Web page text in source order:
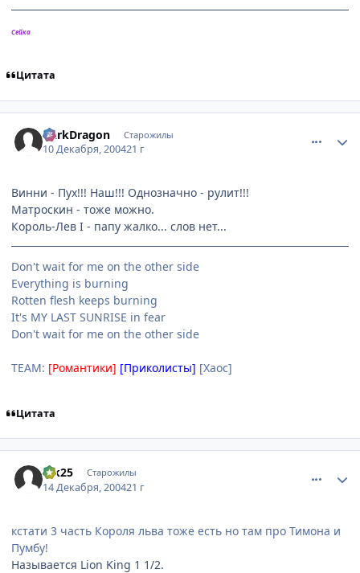
Сейка
Цитата
DarkDragon Старожилы
10 Декабря, 200421 г
Винни - Пух!!! Наш!!! Однозначно - рулит!!!
Матроскин - тоже можно.
Король-Лев I - папу жалко... слов нет...
Don't wait for me on the other side
Everything is burning
Rotten flesh keeps burning
It's MY LAST SUNRISE in fear
Don't wait for me on the other side
TEAM: [Романтики] [Приколисты] [Хаос]
Цитата
Vik25 Старожилы
14 Декабря, 200421 г
кстати 3 часть Короля льва тоже есть но там про Тимона и
Пумбу!
Называется Lion King 1 1/2.